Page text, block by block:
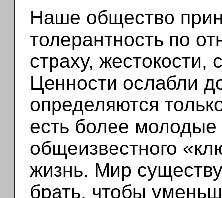
Наше общество
толерантность по
страху, жестокости,
Ценности ослабли
определяются
есть более
общеизвестного
жизнь. Мир
брать, чтобы